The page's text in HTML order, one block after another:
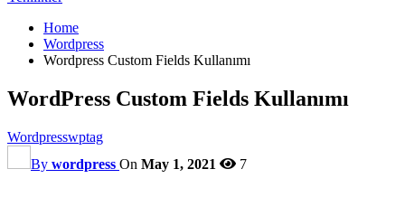
Home
Wordpress
Wordpress Custom Fields Kullanımı
WordPress Custom Fields Kullanımı
Wordpresswptag
By wordpress On May 1, 2021 7